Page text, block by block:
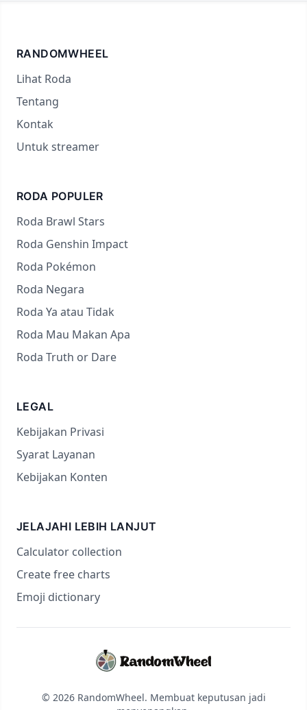
RANDOMWHEEL
Lihat Roda
Tentang
Kontak
Untuk streamer
RODA POPULER
Roda Brawl Stars
Roda Genshin Impact
Roda Pokémon
Roda Negara
Roda Ya atau Tidak
Roda Mau Makan Apa
Roda Truth or Dare
LEGAL
Kebijakan Privasi
Syarat Layanan
Kebijakan Konten
JELAJAHI LEBIH LANJUT
Calculator collection
Create free charts
Emoji dictionary
© 2026 RandomWheel. Membuat keputusan jadi